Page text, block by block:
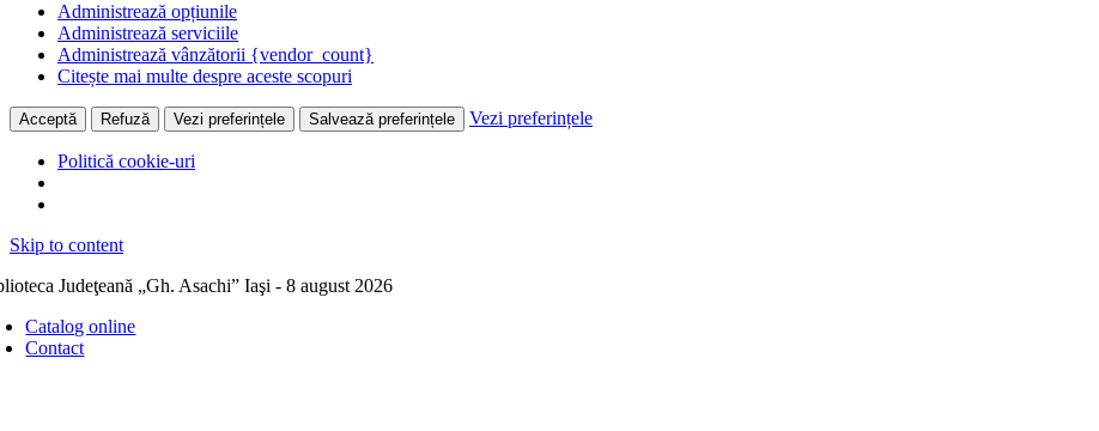
Administrează opțiunile
Administrează serviciile
Administrează vânzătorii {vendor_count}
Citește mai multe despre aceste scopuri
Acceptă Refuză Vezi preferințele Salvează preferințele Vezi preferințele
Politică cookie-uri
Skip to content
Judeţeană „Gh. Asachi” Iaşi - 8 august 2026
Catalog online
Contact